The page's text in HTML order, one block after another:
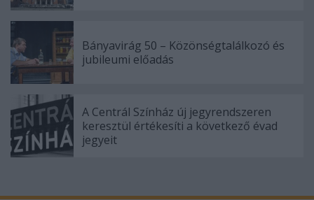
Bányavirág 50 – Közönségtalálkozó és
jubileumi előadás
A Centrál Színház új jegyrendszeren
keresztül értékesíti a következő évad
jegyeit